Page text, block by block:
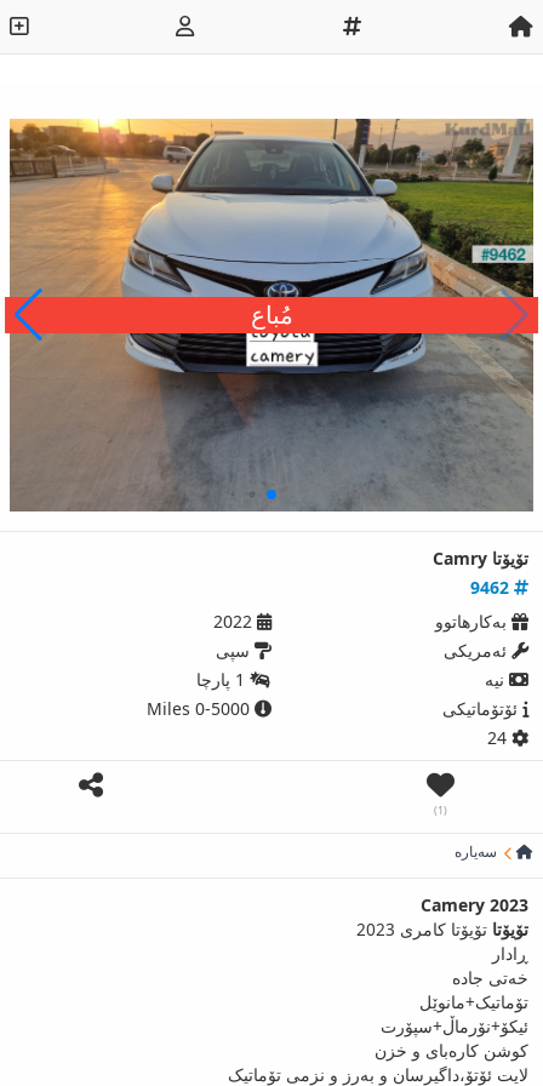
مُباع
تۆیۆتا Camry
بەکارھاتوو
ئەمریكی
سپی
نیه‌
ئۆتۆماتیکی
(1)
سەیارە
Camery 2023
تۆیۆتا تۆیۆتا کامری 2023
ڕادار
خەتی جادە
تۆماتیک+مانوێل
ئیکۆ+نۆرماڵ+سپۆرت
کوشن کارەبای و خزن
لایت ئۆتۆ،داگیرسان و بەرز و نزمی تۆماتیک